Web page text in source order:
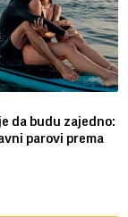
da budu zajedno:
parovi prema